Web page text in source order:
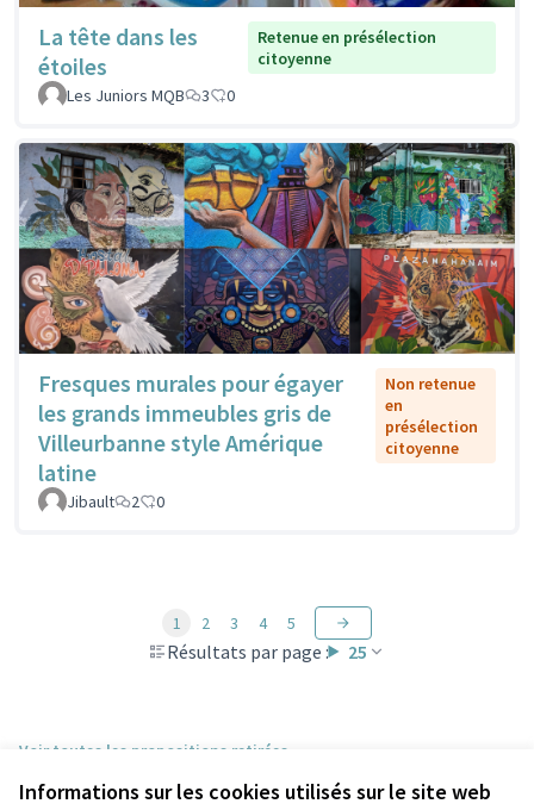
Informations sur les cookies utilisés sur le site web
La tête dans les
étoiles
Retenue en présélection
citoyenne
Les Juniors MQB
3 0
Fresques murales pour égayer
les grands immeubles gris de
Villeurbanne style Amérique
latine
Non retenue
en
présélection
citoyenne
Jibault 2 0
Résultats par page : 25
1 2 3 4 5
Voir toutes les propositions retirées